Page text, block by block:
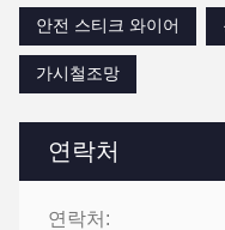
연락처
연락처:
안전 스티크 와이어
가시철조망